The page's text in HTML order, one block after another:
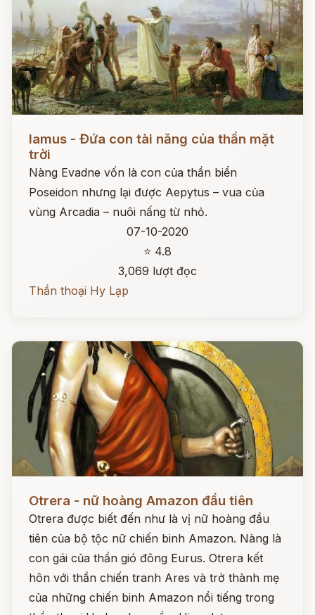
Iamus - Đứa con tài năng của thần mặt
trời
Nàng Evadne vốn là con của thần biển
Poseidon nhưng lại được Aepytus – vua của
vùng Arcadia – nuôi nấng từ nhỏ.
07-10-2020
⭐ 4.8
3,069 lượt đọc
Thần thoại Hy Lạp
Otrera - nữ hoàng Amazon đầu tiên
Otrera được biết đến như là vị nữ hoàng đầu
tiên của bộ tộc nữ chiến binh Amazon. Nàng là
con gái của thần gió đông Eurus. Otrera kết
hôn với thần chiến tranh Ares và trở thành mẹ
của những chiến binh Amazon nổi tiếng trong